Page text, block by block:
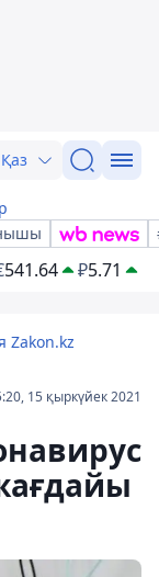
Қаз
541.64 ₽5.71
Zakon.kz
15 қыркүйек 2021